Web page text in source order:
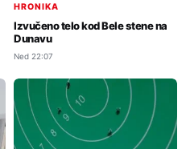
HRONIKA
Izvučeno telo kod Bele stene na
Dunavu
Ned 22:07